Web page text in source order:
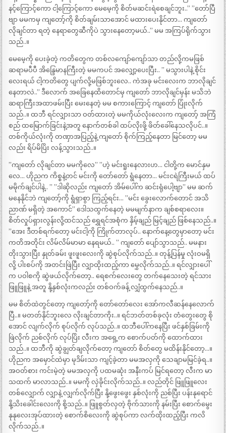
နင့်ကြောင့်ကော ငါ့ကြောင့်ကော မေမေ့ကို စိတ်မဆင်းရဲစေချင်ဘူး..” ”တော်ပြီ
ဗျာ မမကမှ ကျတော့်ကို စိတ်ချမ်းသာအောင် မထားပေးနိုင်တာ… ကျတော်
လိုချင်တာ ရတဲ့ နေရာတွေဆီကိုပဲ သွားနေတော့မယ်..” မမ အကြပ်ရိုက်သွား
သည်..။
မေမေ့ကို ပေးခဲ့တဲ့ ကတိတွေက တစ်လကျော်ကျော်သာ တည်လို့ကမဖြစ်
ဆရာမပီပီ အိန္ဒြေမာနကြီးတဲ့ မမကပင် အလျှော့ပေးပြီး.. ” မသွားပါနဲ့ စိုင်း
လေးရယ် ငါ့ကတိတွေ ပျက်လို့မဖြစ်ဘူးလေ.. ကဲအခု မင်းလေးက ဘာလိုချင်
နေတာလဲ..” ဒီလောက် အခြေနေထိတောင်မှ ကျတော် ဘာလိုချင်မှန်း မသိဘဲ
ဆရာကြီးအထာဖမ်းပြီး မေးနေတဲ့ မမ စကားကြောင့် ကျတော် ပြုံးလိုက်
သည်..။ ထဘီ ရင်လျှားသာ ဝတ်ထားတဲ့ မမကိုယ်လုံးလေးက ကျတော့် အကြံ
စည် ထမြောက်ခြင်းနဲ့အတူ နောက်တစ်ခါ ထပ်လိုးဖို့ ဖိတ်ခေါ်နေသလိုပင်..။
တစ်ကိုယ်လုံးကို တဏှာအပြည့်နဲ့ ကျတော် စိုက်ကြည့်နေတာ မြင်တော့ မမ
လည်း ရိပ်မိပြိး လန့်သွားသည်..။
”ကျတော် လိုချင်တာ မမကိုလေ” ”ဟဲ့ မင်းရူးနေလားဟ… ငါတို့က မောင်နှမ
လေ… ဟိုညက ကိစ္စနဲ့တင် မင်းကို တော်တော် ရွံနေတာ… မင်းငရဲကြီးမယ် ထပ်
မမိုက်ချင်ပါနဲ့.. ” ”ဒါဆိုလည်း ကျတော် အိမ်ပေါ်က ဆင်းရုံပေါ့ဗျာ” မမ ဆက်
မနေနိုင်ဘဲ ကျတော့်ကို ရွံရှာစွာ ကြည့်ရင်း… ”မင်း ခွေးလောက်တောင် အသိ
ညာဏ် မရှိတဲ့ အကောင်” ဒေါသထွက်နေတဲ့ မမမျက်နာက ချစ်စရာလေး။
စိတ်လှုပ်ရှားလွန်းလို့ထင်သည် ရွှေရင်အစုံက နှိမ့်ချည် မြင့်ချည် ဖြစ်နေသည်..။
”အေး ဒီတစ်ရက်တော့ မင်းငါ့ကို ကြိုက်တာလုပ်.. နောက်နေ့တွေမှာတော့ မင်း
ကတိအတိုင်း လိမ်လိမ်မာမာ နေရမယ်.. ” ကျတော် ပျော်သွာသည်.. မမနား
တိုးသွားပြီး နှုတ်ခမ်း ဖူးဖူးလေးကို ဆွဲစုပ်လိုက်သည်..။ တုန့်ပြန်မှု လုံးဝမရှိ
လို့ ပါးစပ်ကို အတင်းဖြဲပြီး လျှာထိုးထည့်ကာ မွှေလိုက်သည်..။ ရင်လျှားပေါ်
က ပဝါစကို ဆွဲဖယ်လိုက်တော့.. ရေစက်လေးတွေ တက်နေသေးတဲ့ ရင်သား
ဖြူဖြူနဲ့ အတူ နို့နှစ်လုံးကလည်း တစ်ဝက်ခန့် လျှံထွက်နေသည်..။
မမ စိတ်ထဲတွင်တော့ ကျတော့်ကို တော်တော်လေး အော်ကလီဆန်နေလောက်
ပြီ..။ မတတ်နိုင်ဘူးလေ လိုးချင်တာကိုး..။ ရင်ဘတ်တစ်ခုလုံး တံတွေးတွေ စို
အောင် လျက်လိုက် စုပ်လိုက် လုပ်သည်..။ ထဘီပေါ်ကနေပြီး ဖင်နှစ်ခြမ်းကို
ဖြဲလိုက် ညစ်လိုက် လုပ်ပြိး လီးက အရှေ့က စောက်ပတ်ကို ထောက်ထား
သည်..။ ထဘီကို ဆွဲချွတ်ချလိုက်တော့ ကျတော် စိတ်တွေ မထိန်းနိုင်တော့…။
ဟိုညက အမှောင်ထဲမှာ မုဒိမ်းသာ ကျင့်ခဲ့တာ မမအလှကို သေချာမမြင်ခဲ့ရ..။
အဝတ်စား ကင်းမဲ့တဲ့ မမအလှကို ပထမဆုံး အနီးကပ် မြင်ရတော့ လီးက မာ
သထက် မာလာသည်..။ မမကို လှဲခိုင်းလိုက်သည်..။ လည်တိုင် ဖြူဖြူလေး
တစ်လျှောက် လျှာနဲ့ လျှက်လိုက်ပြီး နို့ဖွေးဖွေး နှစ်လုံးကို ညစ်ပြီး ပန်းနုရောင်
နို့သိးခေါင်းလေးကို စို့သည်..။ ဖြူစွတ်လှတဲ့ ဗိုက်သားကို နမ်းပြီး စောက်မွေး
နုနုလေးအုပ်ထားတဲ့ စောက်စိလေးကို ဆွဲစုပ်ကာ လက်ထိုးထည့်ပြီး ကလိ
လိုက်သည်..။